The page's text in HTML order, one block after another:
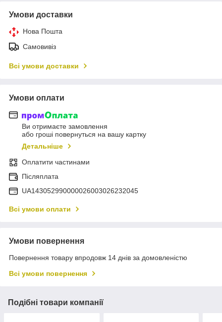
Умови доставки
Нова Пошта
Самовивіз
Всі умови доставки
Умови оплати
Ви отримаєте замовлення
або гроші повернуться на вашу картку
Детальніше
Оплатити частинами
Післяплата
UA143052990000026003026232045
Всі умови оплати
Умови повернення
Повернення товару впродовж 14 днів за домовленістю
Всі умови повернення
Подібні товари компанії